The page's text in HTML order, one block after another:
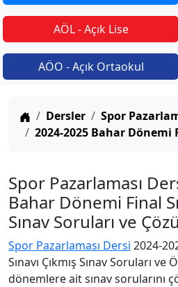
AÖL - Açık Lise
AÖO - Açık Ortaokul
Anasayfa
Dersler
Spor
2024-2025 Bahar Dönemi
Spor Pazarlaması
Bahar Dönemi Final
Sınav Soruları ve
Spor Pazarlaması Dersi 2024-
Sınavı Çıkmış Sınav Soruları
dönemlere ait sınav sorularını